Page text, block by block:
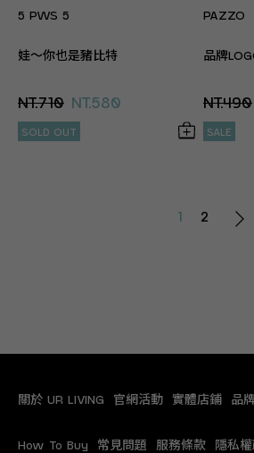
5 PWS 5
娃～你也是豬比特
NT.710 NT.580
SOLD OUT
PAZZO
品牌
NT.490
SALE
1 2
關於 UR LIVING 官網活動 實體店鋪 品
How To Buy 常見問題 服務條款 隱私